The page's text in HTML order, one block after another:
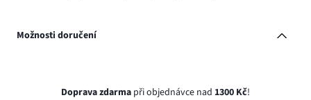
Možnosti doručení
Doprava zdarma při objednávce nad 1300 Kč!